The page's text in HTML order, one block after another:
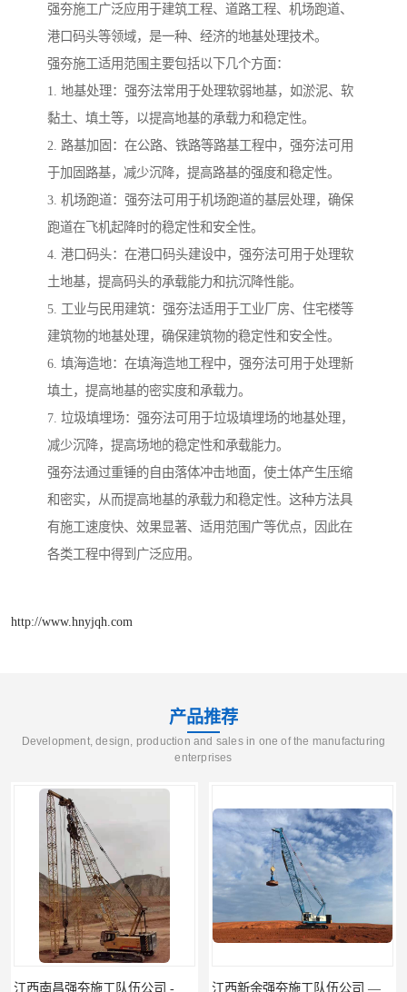
强夯施工广泛应用于建筑工程、道路工程、机场跑道、
港口码头等领域，是一种、经济的地基处理技术。
强夯施工适用范围主要包括以下几个方面：
1. 地基处理：强夯法常用于处理软弱地基，如淤泥、软
黏土、填土等，以提高地基的承载力和稳定性。
2. 路基加固：在公路、铁路等路基工程中，强夯法可用
于加固路基，减少沉降，提高路基的强度和稳定性。
3. 机场跑道：强夯法可用于机场跑道的基层处理，确保
跑道在飞机起降时的稳定性和安全性。
4. 港口码头：在港口码头建设中，强夯法可用于处理软
土地基，提高码头的承载能力和抗沉降性能。
5. 工业与民用建筑：强夯法适用于工业厂房、住宅楼等
建筑物的地基处理，确保建筑物的稳定性和安全性。
6. 填海造地：在填海造地工程中，强夯法可用于处理新
填土，提高地基的密实度和承载力。
7. 垃圾填埋场：强夯法可用于垃圾填埋场的地基处理，
减少沉降，提高场地的稳定性和承载能力。
强夯法通过重锤的自由落体冲击地面，使土体产生压缩
和密实，从而提高地基的承载力和稳定性。这种方法具
有施工速度快、效果显著、适用范围广等优点，因此在
各类工程中得到广泛应用。
http://www.hnyjqh.com
产品推荐
Development, design, production and sales in one of the manufacturing
enterprises
江西南昌强夯施工队伍公司 -湖南业峻强夯基础工程 江西新余强夯施工队伍公司 —业峻强夯基础工程